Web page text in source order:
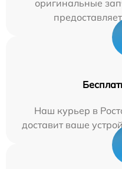
оригинальные
Наш курьер в
доставит ваше